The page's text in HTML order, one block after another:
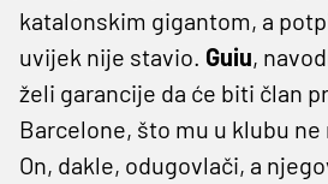
katalonskim gigantom, a
uvijek nije stavio. Guiu,
želi garancije da će biti član
Barcelone, što mu u klubu
On, dakle, odugovlači, a